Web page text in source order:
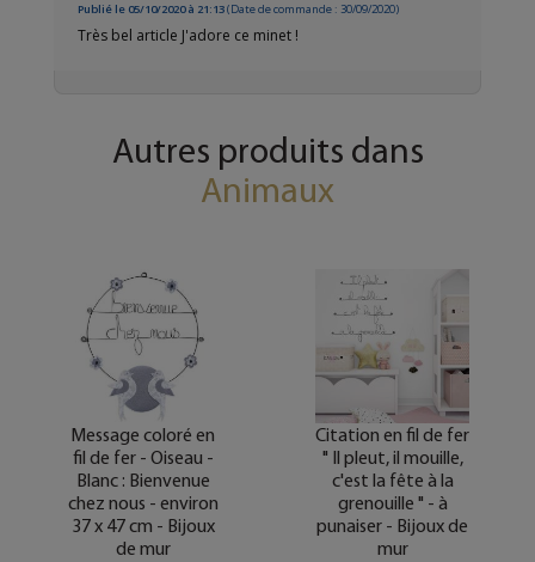
Publié le 05/10/2020 à 21:13(Date de commande : 30/09/2020)
Très bel article J'adore ce minet !
Autres produits dans
Animaux
Message coloré en
fil de fer - Oiseau -
Blanc : Bienvenue
chez nous - environ
37 x 47 cm - Bijoux
de mur
Citation en fil de fer
" Il pleut, il mouille,
c'est la fête à la
grenouille " - à
punaiser - Bijoux de
mur